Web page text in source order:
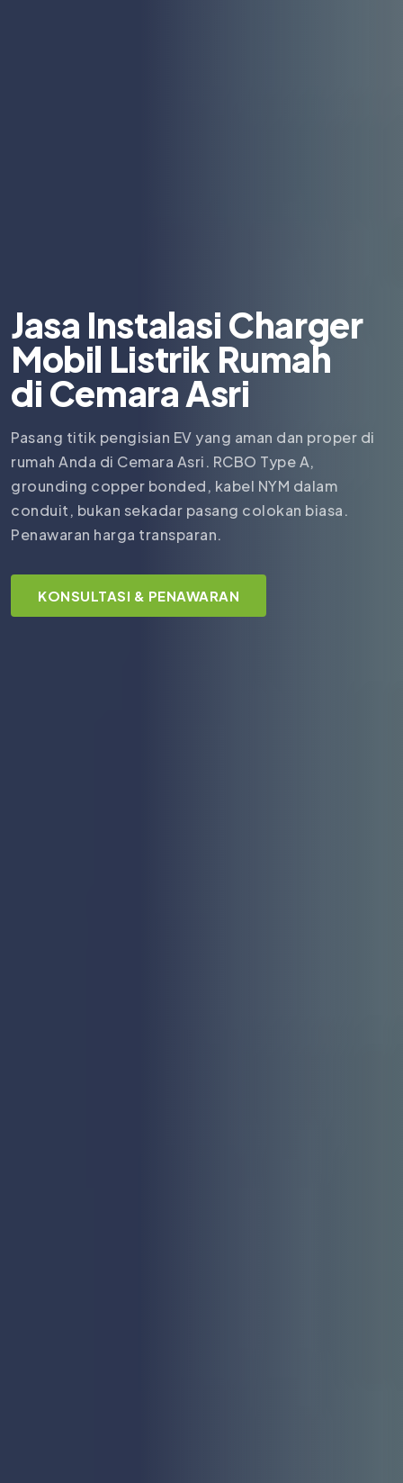
Jasa Instalasi Charger
Mobil Listrik Rumah
di Cemara Asri
Pasang titik pengisian EV yang aman dan proper di
rumah Anda di Cemara Asri. RCBO Type A,
grounding copper bonded, kabel NYM dalam
conduit, bukan sekadar pasang colokan biasa.
Penawaran harga transparan.
KONSULTASI & PENAWARAN